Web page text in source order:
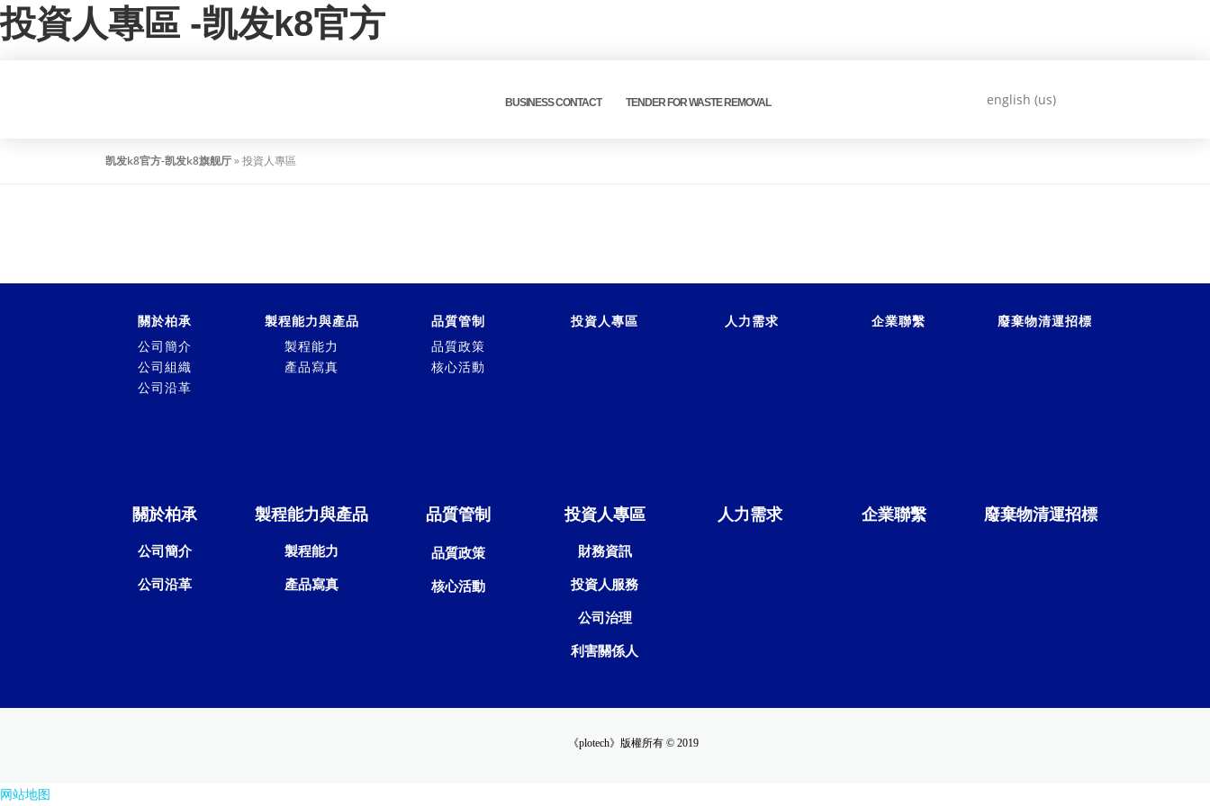
投資人專區 -凯发k8官方
BUSINESS CONTACT TENDER FOR WASTE REMOVAL english (us)
凯发k8官方-凯发k8旗舰厅»投資人專區
關於柏承
公司簡介
公司組織
公司沿革
製程能力與產品
製程能力
產品寫真
品質管制
品質政策
核心活動
投資人專區 人力需求 企業聯繫 廢棄物清運招標
關於柏承
公司簡介
公司沿革
製程能力與產品
製程能力
產品寫真
品質管制
品質政策
核心活動
投資人專區
財務資訊
投資人服務
公司治理
利害關係人
人力需求 企業聯繫 廢棄物清運招標
《plotech》版權所有 © 2019
网站地图